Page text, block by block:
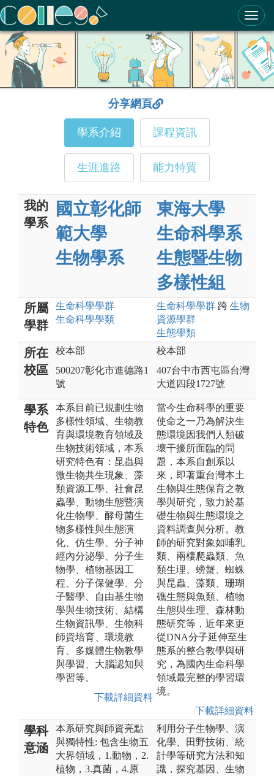
ColleGo! 大學選才與高中育才輔助系統
分享網頁
學系介紹 課程資訊
生涯進路 能力特質
我的
學系
國立彰化師
範大學
生物學系
東海大學
生命科學系
生態暨生物
多樣性組
所屬
學群
生命科學學群
生命科學學類
生命科學學群 跨 生物
資源學群
生態學類
所在
校區
校本部
500207彰化市進德路1
號
校本部
407台中市西屯區台灣
大道四段1727號
學系
特色
本系目前已規劃生物
多樣性領域、生物教
育與環境教育領域及
生物技術領域，本系
研究特色有：昆蟲與
微生物共生現象、藻
類資源工學、社會昆
蟲學、動物生態暨演
化生物學、酵母菌生
物多樣性與生態演
化、仿生學、分子神
經內分泌學、分子生
物學、植物基因工
程、分子保健學、分
子醫學、自由基生物
學與生物技術、結構
生物資訊學、生物科
師資培育、環境教
育、多媒體生物教學
與學習、大腦認知與
學習等。
下載詳細資料
當今生命科學的重要
使命之一乃為解決生
態環境因我們人類破
壞干擾所面臨的問
題，本系自創系以
來，即著重台灣本土
生物與生態保育之教
學與研究，致力於基
礎生物與生態環境之
資料調查與分析。教
師的研究對象如哺乳
類、兩棲爬蟲類、魚
類生理、螃蟹、蜘蛛
與昆蟲、藻類、珊瑚
礁生態與魚類、植物
生態與生理、森林動
態研究等，近年來更
從DNA分子延伸至生
態系的整合教學與研
究，為國內生命科學
領域最完整的學習環
境。
下載詳細資料
學科
意涵
本系研究與師資亮點
與獨特性: 包含生物五
大界領域，1.動物，2.
植物，3.真菌，4.原
利用分子生物學、演
化學、田野技術、統
計學等研究方法和知
識，探究基因、生物